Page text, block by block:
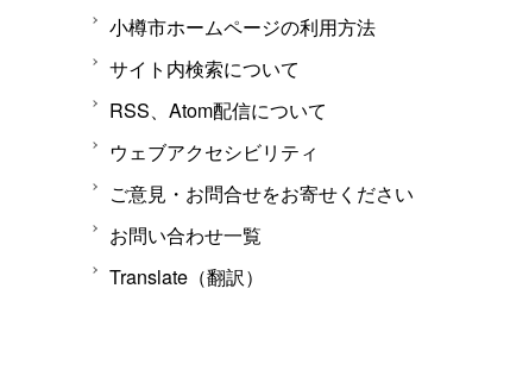
小樽市ホームページの利用方法
サイト内検索について
RSS、Atom配信について
ウェブアクセシビリティ
ご意見・お問合せをお寄せください
お問い合わせ一覧
Translate（翻訳）